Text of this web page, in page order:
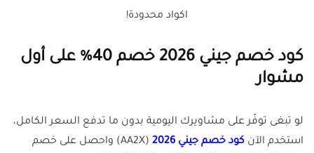
اكواد محدودة!
كود خصم جيني 2026 خصم 40% على أول
مشوار
لو تبغى توفّر على مشاويرك اليومية بدون ما تدفع السعر الكامل،
استخدم الآن كود خصم جيني 2026
(AA2X) واحصل على خصم